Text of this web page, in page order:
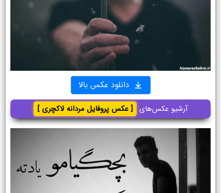
دانلود عکس بالا
آرشیو عکس‌های [ عکس پروفایل مردانه لاکچری ]